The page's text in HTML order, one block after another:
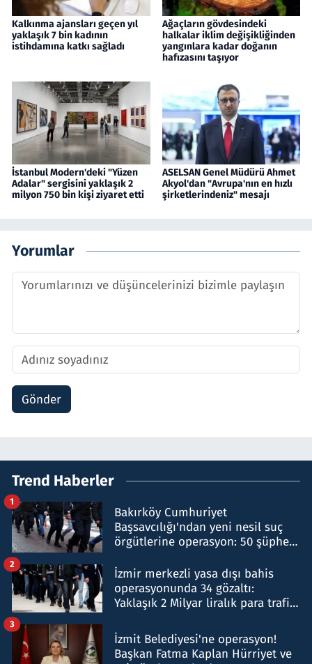
Kalkınma ajansları geçen yıl
yaklaşık 7 bin kadının
istihdamına katkı sağladı
Ağaçların gövdesindeki
halkalar iklim değişikliğinden
yangınlara kadar doğanın
hafızasını taşıyor
İstanbul Modern'deki "Yüzen
Adalar" sergisini yaklaşık 2
milyon 750 bin kişi ziyaret etti
ASELSAN Genel Müdürü Ahmet
Akyol'dan "Avrupa'nın en hızlı
şirketlerindeniz" mesajı
Yorumlar
Gönder
Trend Haberler
Bakırköy Cumhuriyet
Başsavcılığı'ndan yeni nesil suç
örgütlerine operasyon: 50 şüpheli
1
İzmir merkezli yasa dışı bahis
operasyonunda 34 gözaltı:
Yaklaşık 2 Milyar liralık para trafiği
2
İzmit Belediyesi'ne operasyon!
Başkan Fatma Kaplan Hürriyet ve
3